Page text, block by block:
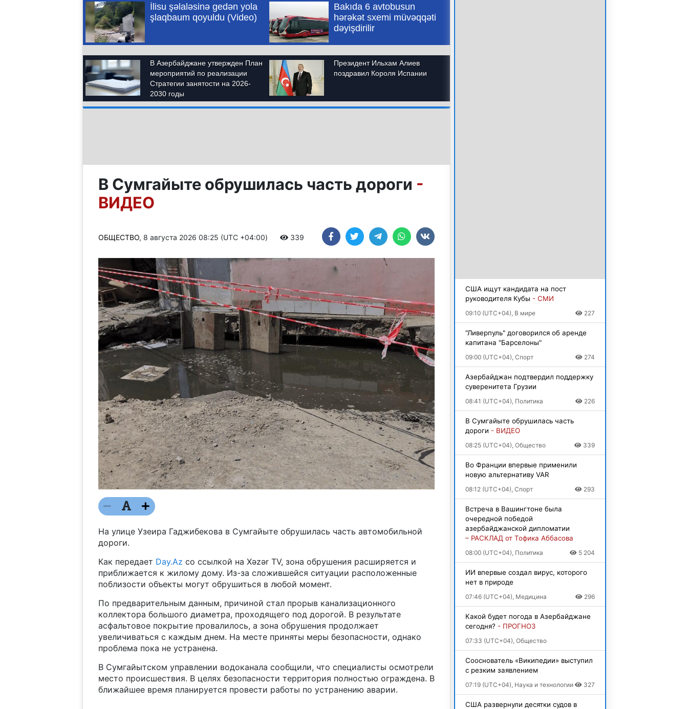
В Сумгайыте обрушилась часть дороги -
ВИДЕО
ОБЩЕСТВО, 8 августа 2026 08:25 (UTC +04:00) 339
На улице Узеира Гаджибекова в Сумгайыте обрушилась часть автомобильной
дороги.
Как передает Day.Az со ссылкой на Xəzər TV, зона обрушения расширяется и
приближается к жилому дому. Из-за сложившейся ситуации расположенные
поблизости объекты могут обрушиться в любой момент.
По предварительным данным, причиной стал прорыв канализационного
коллектора большого диаметра, проходящего под дорогой. В результате
асфальтовое покрытие провалилось, а зона обрушения продолжает
увеличиваться с каждым днем. На месте приняты меры безопасности, однако
проблема пока не устранена.
В Сумгайытском управлении водоканала сообщили, что специалисты осмотрели
место происшествия. В целях безопасности территория полностью ограждена. В
ближайшее время планируется провести работы по устранению аварии.
США ищут кандидата на пост
руководителя Кубы - СМИ
09:10 (UTC+04), В мире 227
"Ливерпуль" договорился об аренде
капитана "Барселоны"
09:00 (UTC+04), Спорт 274
Азербайджан подтвердил поддержку
суверенитета Грузии
08:41 (UTC+04), Политика 226
В Сумгайыте обрушилась часть
дороги - ВИДЕО
08:25 (UTC+04), Общество 339
Во Франции впервые применили
новую альтернативу VAR
08:12 (UTC+04), Спорт 293
Встреча в Вашингтоне была
очередной победой
азербайджанской дипломатии
– РАСКЛАД от Тофика Аббасова
08:00 (UTC+04), Политика 5 204
ИИ впервые создал вирус, которого
нет в природе
07:46 (UTC+04), Медицина 296
Какой будет погода в Азербайджане
сегодня? - ПРОГНОЗ
07:33 (UTC+04), Общество
Сооснователь «Википедии» выступил
с резким заявлением
07:19 (UTC+04), Наука и технологии 327
США развернули десятки судов в